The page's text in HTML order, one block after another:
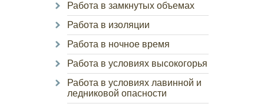
Работа в замкнутых объемах
Работа в изоляции
Работа в ночное время
Работа в условиях высокогорья
Работа в условиях лавинной и
ледниковой опасности